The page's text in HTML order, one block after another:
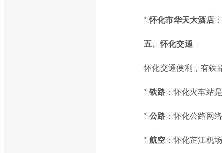
*怀化市华天大酒店
五、怀化交通
怀化交通便利，有铁
* 铁路 ：怀化火车站
* 公路 ：怀化公路网
* 航空 ：怀化芷江机